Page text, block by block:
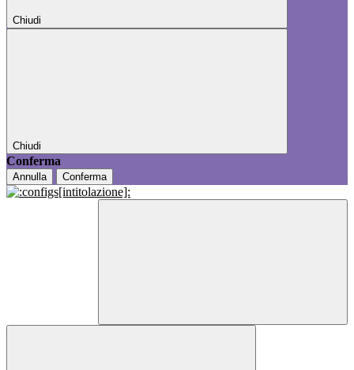
Chiudi
Chiudi
Conferma
Annulla Conferma